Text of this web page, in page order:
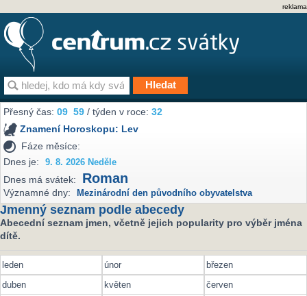
reklama
Přesný čas:09 59 / týden v roce:32
Znamení Horoskopu: Lev
Fáze měsíce:
Dnes je:
9. 8. 2026 Neděle
Dnes má svátek: Roman
Významné dny: Mezinárodní den původního obyvatelstva
Jmenný seznam podle abecedy
Abecední seznam jmen, včetně jejich popularity pro výběr jména
dítě.
leden únor
březen
duben
květen
červen